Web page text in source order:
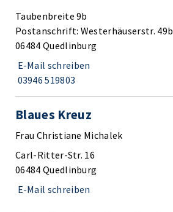
Taubenbreite 9b
Postanschrift: Westerhäuserstr. 49b
06484 Quedlinburg
E-Mail schreiben
03946 519803
Blaues Kreuz
Frau Christiane Michalek
Carl-Ritter-Str. 16
06484 Quedlinburg
E-Mail schreiben